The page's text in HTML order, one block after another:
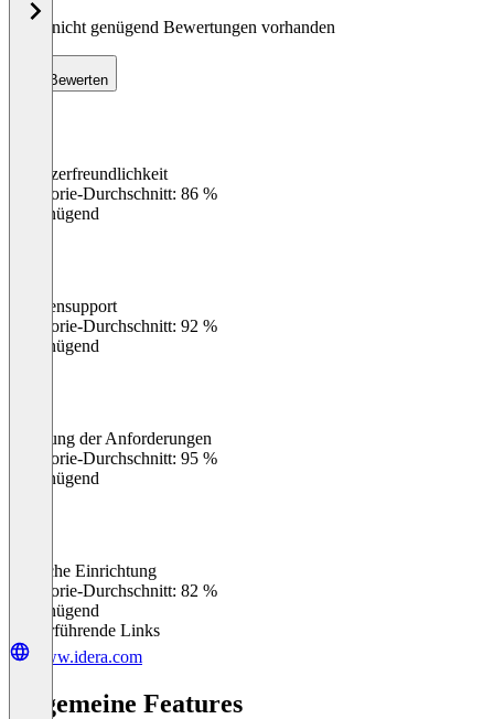
Noch nicht genügend Bewertungen vorhanden
Bewerten
Benutzerfreundlichkeit
Kategorie-Durchschnitt: 86 %
Ungenügend
Kundensupport
Kategorie-Durchschnitt: 92 %
Ungenügend
Erfüllung der Anforderungen
Kategorie-Durchschnitt: 95 %
Ungenügend
Einfache Einrichtung
Kategorie-Durchschnitt: 82 %
Ungenügend
Weiterführende Links
www.idera.com
Allgemeine Features